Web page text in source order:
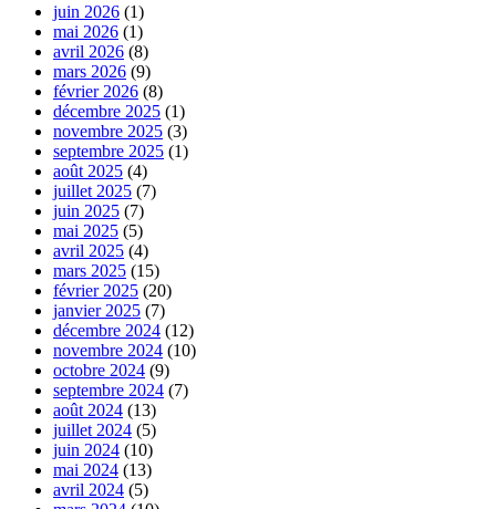
juin 2026 (1)
mai 2026 (1)
avril 2026 (8)
mars 2026 (9)
février 2026 (8)
décembre 2025 (1)
novembre 2025 (3)
septembre 2025 (1)
août 2025 (4)
juillet 2025 (7)
juin 2025 (7)
mai 2025 (5)
avril 2025 (4)
mars 2025 (15)
février 2025 (20)
janvier 2025 (7)
décembre 2024 (12)
novembre 2024 (10)
octobre 2024 (9)
septembre 2024 (7)
août 2024 (13)
juillet 2024 (5)
juin 2024 (10)
mai 2024 (13)
avril 2024 (5)